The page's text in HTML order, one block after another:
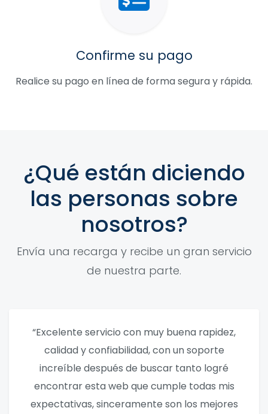
Confirme su pago
Realice su pago en línea de forma segura y rápida.
¿Qué están diciendo
las personas sobre
nosotros?
Envía una recarga y recibe un gran servicio
de nuestra parte.
“Excelente servicio con muy buena rapidez,
calidad y confiabilidad, con un soporte
increíble después de buscar tanto logré
encontrar esta web que cumple todas mis
expectativas, sinceramente son los mejores